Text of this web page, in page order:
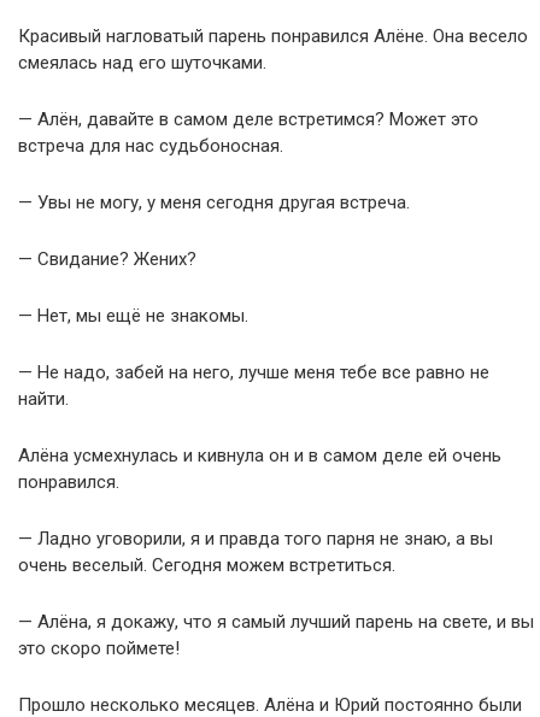
Красивый нагловатый парень понравился Алёне. Она весело
смеялась над его шуточками.
— Алён, давайте в самом деле встретимся? Может это
встреча для нас судьбоносная.
— Увы не могу, у меня сегодня другая встреча.
— Свидание? Жених?
— Нет, мы ещё не знакомы.
— Не надо, забей на него, лучше меня тебе все равно не
найти.
Алёна усмехнулась и кивнула он и в самом деле ей очень
понравился.
— Ладно уговорили, я и правда того парня не знаю, а вы
очень веселый. Сегодня можем встретиться.
— Алёна, я докажу, что я самый лучший парень на свете, и вы
это скоро поймете!
Прошло несколько месяцев. Алёна и Юрий постоянно были